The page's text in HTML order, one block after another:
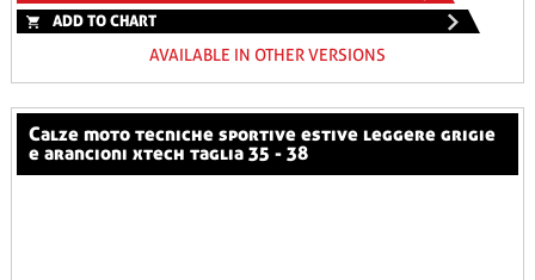
ADD TO CHART
AVAILABLE IN OTHER VERSIONS
calze moto tecniche sportive estive leggere grigie
e arancioni xtech taglia 35 - 38